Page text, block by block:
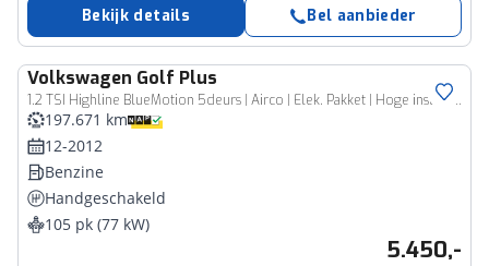
Bekijk details Bel aanbieder
Volkswagen Golf Plus
1.2 TSI Highline BlueMotion 5deurs | Airco | Elek. Pakket | Hoge instap | Inruil mogelijk
197.671 km
12-2012
Benzine
Handgeschakeld
105 pk (77 kW)
5.450,-